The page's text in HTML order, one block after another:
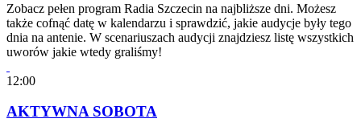
Zobacz pełen program Radia Szczecin na najbliższe dni. Możesz
także cofnąć datę w kalendarzu i sprawdzić, jakie audycje były tego
dnia na antenie. W scenariuszach audycji znajdziesz listę wszystkich
uworów jakie wtedy graliśmy!
12:00
AKTYWNA SOBOTA